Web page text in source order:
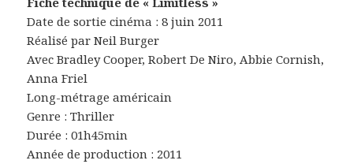
Date de sortie cinéma : 8 juin 2011
Réalisé par Neil Burger
Avec Bradley Cooper, Robert De Niro, Abbie Cornish,
Anna Friel
Long-métrage américain
Genre : Thriller
Durée : 01h45min
Année de production : 2011